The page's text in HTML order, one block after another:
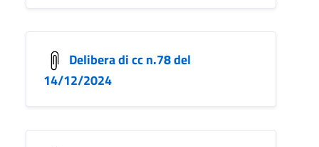
Delibera di cc n.78 del
14/12/2024